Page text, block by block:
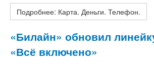
Подробнее: Карта. Деньги. Телефон.
«Билайн» обновил
«Всё включено»